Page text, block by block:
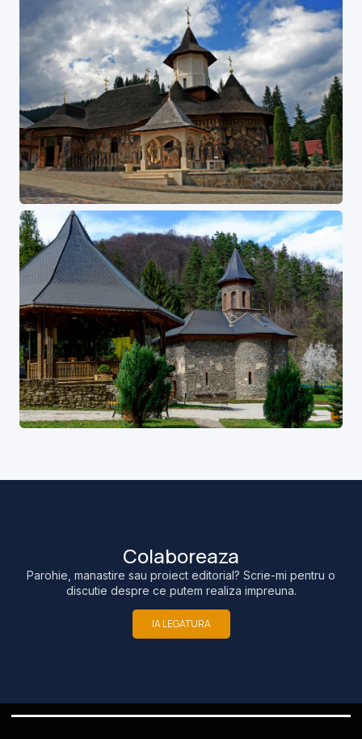
Colaboreaza
Parohie, manastire sau proiect editorial? Scrie-mi pentru o
discutie despre ce putem realiza impreuna.
IA LEGATURA